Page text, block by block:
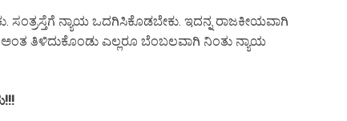
ನ್ಯಾಯ ಒದಗಿಸಿಕೊಡಬೇಕು. ಇದನ್ನ ರಾಜಕೀಯವಾಗಿ
ತಿಳಿದುಕೊಂಡು ಎಲ್ಲರೂ ಬೆಂಬಲವಾಗಿ ನಿಂತು ನ್ಯಾಯ